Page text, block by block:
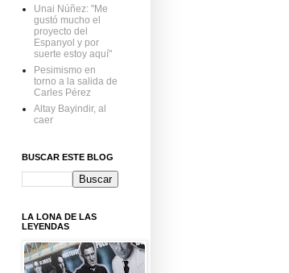
Unai Núñez: "Me
gustó mucho el
proyecto del
Espanyol y por
suerte estoy aquí"
Pesimismo en
torno a la salida de
Carles Pérez
Altay Bayindir, al
caer
BUSCAR ESTE BLOG
LA LONA DE LAS
LEYENDAS